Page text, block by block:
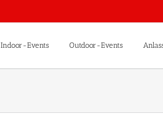
Indoor-Events Outdoor-Events